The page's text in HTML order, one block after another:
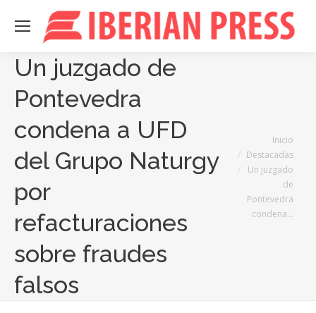
Un juzgado de
Pontevedra
condena a UFD
del Grupo Naturgy
por
refacturaciones
sobre fraudes
falsos
Inicio
Destacadas
Un juzgado
de
Pontevedra
condena…